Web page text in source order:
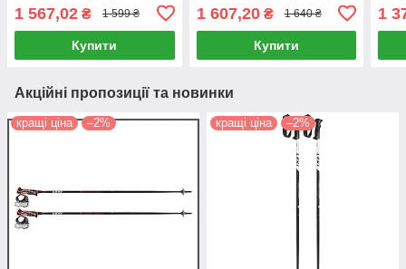
1 567,02 ₴ 1 599 ₴
Купити
1 607,20₴ 1 640 ₴
Купити
1
Акційні пропозиції та новинки
кращі ціна –2% кращі ціна –2%